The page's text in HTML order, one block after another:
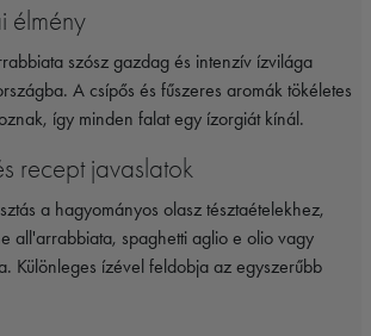
élmény
szósz gazdag és intenzív ízvilága
A csípős és fűszeres aromák tökéletes
így minden falat egy ízorgiát kínál.
recept javaslatok
a hagyományos olasz tésztaételekhez,
all'arrabbiata, spaghetti aglio e olio vagy
Különleges ízével feldobja az egyszerűbb